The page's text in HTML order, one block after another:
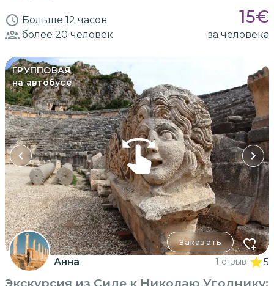
Больше 12 часов 15€
более 20 человек за человека
ГРУППОВАЯ
на автобусе
Заказать
Анна 1 отзыв 5
Экскурсия из Сиде к Николаю Угоднику: